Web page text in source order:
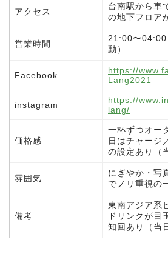
アクセス
台南駅から車
の地下フロア
営業時間
21:00〜04:00
動）
Facebook
https://
Lang2021
instagram
https://
lang/
価格感
一杯ずつオー
日はチャージ
の設定あり（
雰囲気
にぎやか・写
でノリ重視の
備考
東南アジア系
ドリンクが目
知回あり（当